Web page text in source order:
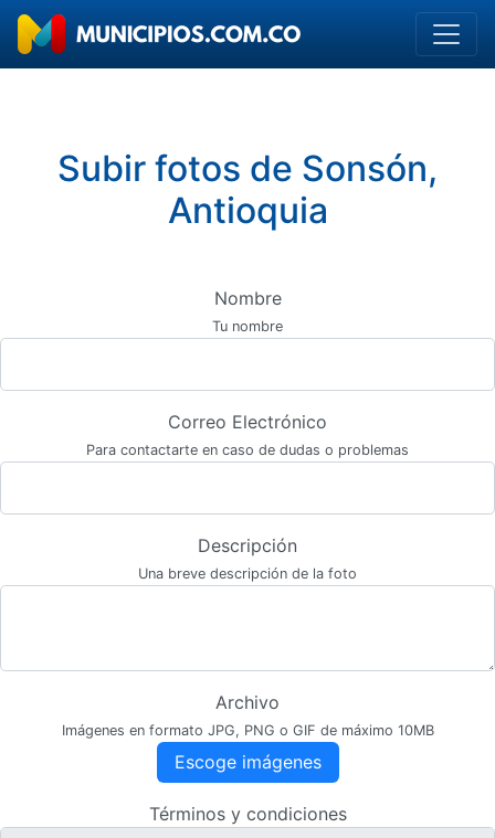
Subir fotos de Sonsón,
Antioquia
Nombre
Tu nombre
Correo Electrónico
Para contactarte en caso de dudas o problemas
Descripción
Una breve descripción de la foto
Archivo
Imágenes en formato JPG, PNG o GIF de máximo 10MB
Escoge imágenes
Términos y condiciones